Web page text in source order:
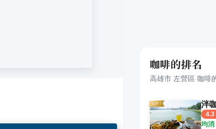
咖啡的排名
高雄市 左營區 咖啡
泮
4.3
均消